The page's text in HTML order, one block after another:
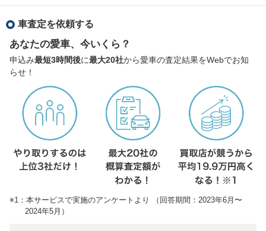
車査定を依頼する
あなたの愛車、今いくら？
申込み最短3時間後に最大20社から愛車の査定結果をWebでお知
らせ！
※1：本サービスで実施のアンケートより （回答期間：2023年6月〜
2024年5月）